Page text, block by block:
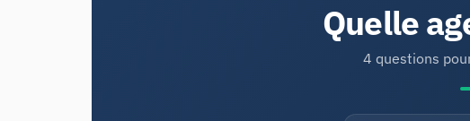
Quelle
4 questions